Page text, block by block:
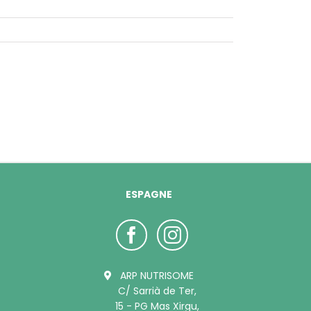
ESPAGNE
ARP NUTRISOME
C/ Sarrià de Ter,
15 - PG Mas Xirgu,